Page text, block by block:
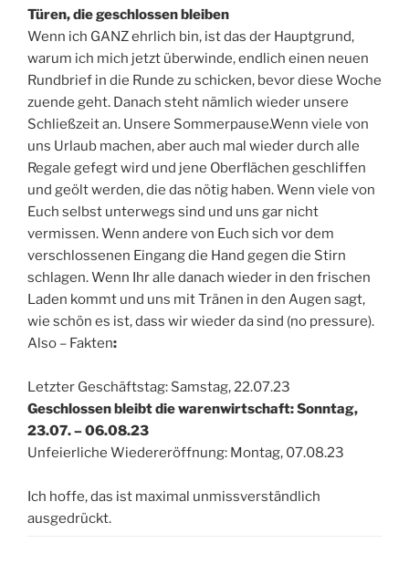
Türen, die geschlossen bleiben
Wenn ich GANZ ehrlich bin, ist das der Hauptgrund,
warum ich mich jetzt überwinde, endlich einen neuen
Rundbrief in die Runde zu schicken, bevor diese Woche
zuende geht. Danach steht nämlich wieder unsere
Schließzeit an. Unsere Sommerpause.Wenn viele von
uns Urlaub machen, aber auch mal wieder durch alle
Regale gefegt wird und jene Oberflächen geschliffen
und geölt werden, die das nötig haben. Wenn viele von
Euch selbst unterwegs sind und uns gar nicht
vermissen. Wenn andere von Euch sich vor dem
verschlossenen Eingang die Hand gegen die Stirn
schlagen. Wenn Ihr alle danach wieder in den frischen
Laden kommt und uns mit Tränen in den Augen sagt,
wie schön es ist, dass wir wieder da sind (no pressure).
Also – Fakten:
Letzter Geschäftstag: Samstag, 22.07.23
Geschlossen bleibt die warenwirtschaft: Sonntag,
23.07. – 06.08.23
Unfeierliche Wiedereröffnung: Montag, 07.08.23
Ich hoffe, das ist maximal unmissverständlich
ausgedrückt.